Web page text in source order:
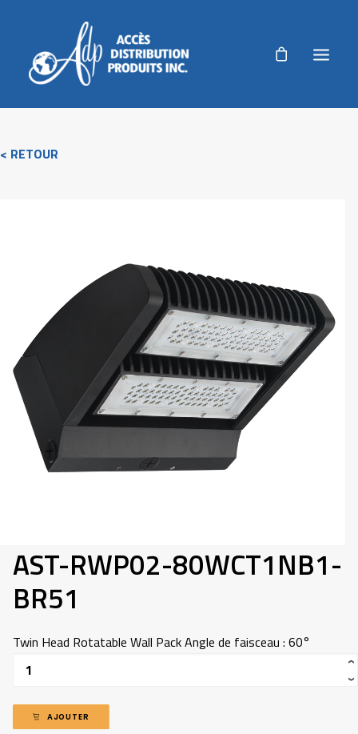
AUTORISATION DE RETOUR
ACCUEIL
NOUS JOINDRE
418-907-5660
INFO@ADP.QUEBEC
MON COMPTE
FACEBOOK
< RETOUR
AST-RWP02-80WCT1NB1-
BR51
Twin Head Rotatable Wall Pack Angle de faisceau : 60°
‹
›
AJOUTER